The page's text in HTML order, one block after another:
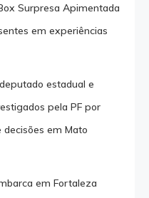
Surpresa Apimentada
em experiências
estadual e
pela PF por
em Mato
em Fortaleza